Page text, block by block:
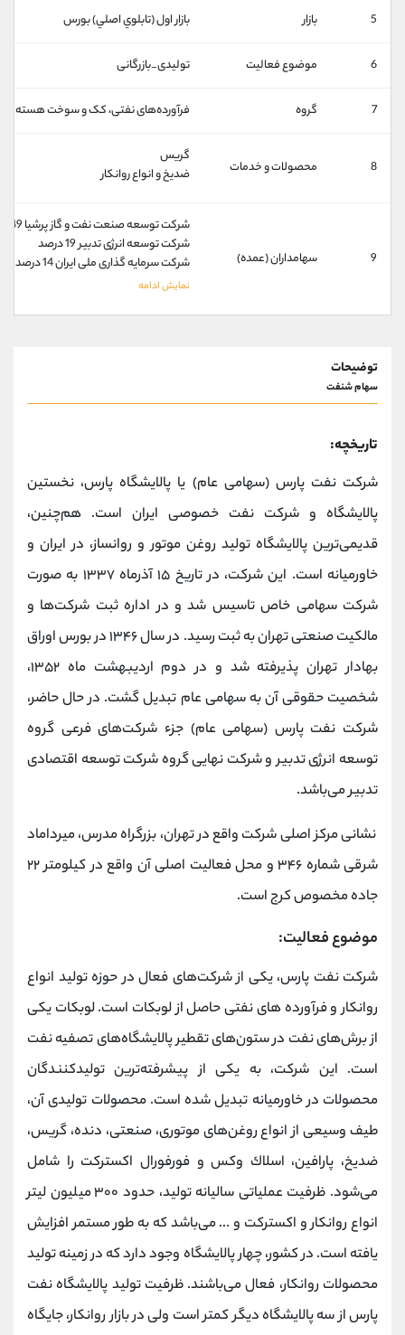
5 بازار بازار اول (تابلوي اصلي) بورس
6 موضوع فعالیت تولیدی_بازرگانی
7 گروه فرآورده‌های نفتی، کک و سوخت هسته ای
8 محصولات و خدمات
گریس
ضدیخ و انواع روانکار
9 سهامداران (عمده)
شرکت توسعه صنعت نفت و گاز پرشیا 49 درصد
شرکت توسعه انرژی تدبیر 19 درصد
شرکت سرمایه گذاری ملی ایران 14 درصد
توضیحات
سهام شنفت
تاریخچه:
شرکت نفت پارس (سهامی عام) یا پالایشگاه پارس، نخستین
پالایشگاه و شرکت نفت خصوصی ایران است. هم‌چنین،
قدیمی‌ترین پالایشگاه تولید روغن موتور و روانساز، در ایران و
خاورمیانه است. این شرکت، در تاریخ ۱۵ آذرماه ۱۳۳۷ به صورت
شرکت سهامی خاص تاسیس شد و در اداره ثبت شرکت‌ها و
مالکیت صنعتی تهران به ثبت رسید. در سال ۱۳۴۶ در بورس اوراق
بهادار تهران پذیرفته شد و در دوم اردیبهشت ماه ۱۳۵۲،
شخصیت حقوقی آن به سهامی عام تبدیل گشت. در حال حاضر،
شرکت نفت پارس (سهامی عام) جزء شرکت‌های فرعی گروه
توسعه انرژی تدبیر و شرکت نهایی گروه شرکت توسعه اقتصادی
تدبیر می‌باشد.
نشانی مرکز اصلی شرکت واقع در تهران، بزرگراه مدرس، میرداماد
شرقی شماره ۳۴۶ و محل فعالیت اصلی آن واقع در کیلومتر ۲۲
جاده مخصوص کرج است.
موضوع فعالیت:
شرکت نفت پارس، یکی از شرکت‌های فعال در حوزه تولید انواع
روانکار و فرآورده های نفتی حاصل از لوبکات است. لوبکات یکی
از برش‌های نفت در ستون‌های تقطیر پالایشگاه‌های تصفیه نفت
است. این شرکت، به یکی از پیشرفته‌ترین تولیدکنندگان
محصولات در خاورمیانه تبدیل شده است. محصولات تولیدی آن،
طیف وسیعی از انواع روغن‌های موتوری، صنعتی، دنده، گریس،
ضدیخ، پارافین، اسلاك وكس و فورفورال اکسترکت را شامل
می‌شود. ظرفیت عملیاتی سالیانه تولید، حدود ۳۰۰ میلیون لیتر
انواع روانکار و اکسترکت و ... می‌باشد که به طور مستمر افزایش
یافته است. در کشور، چهار پالایشگاه وجود دارد که در زمینه تولید
محصولات روانکار، فعال می‌باشند. ظرفیت تولید پالایشگاه نفت
پارس از سه پالایشگاه دیگر کمتر است ولی در بازار روانکار، جایگاه